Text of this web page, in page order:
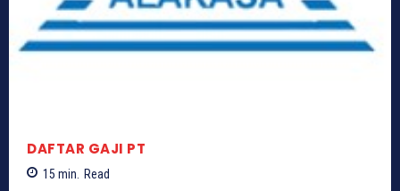
DAFTAR GAJI PT
15 min. Read